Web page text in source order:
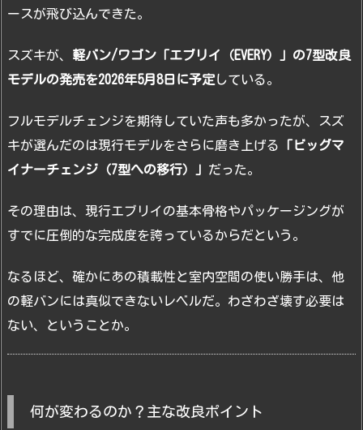
ースが飛び込んできた。
スズキが、 軽バン/ワゴン「エブリイ（EVERY）」の7型改良
モデルの発売を2026年5月8日に予定している。
フルモデルチェンジを期待していた声も多かったが、スズ
キが選んだのは現行モデルをさらに磨き上げる
「ビッグマ
イナーチェンジ（7型への移行）」 だった。
その理由は、現行エブリイの基本骨格やパッケージングが
すでに圧倒的な完成度を誇っているからだという。
なるほど、確かにあの積載性と室内空間の使い勝手は、他
の軽バンには真似できないレベルだ。わざわざ壊す必要は
ない、ということか。
何が変わるのか？主な改良ポイント